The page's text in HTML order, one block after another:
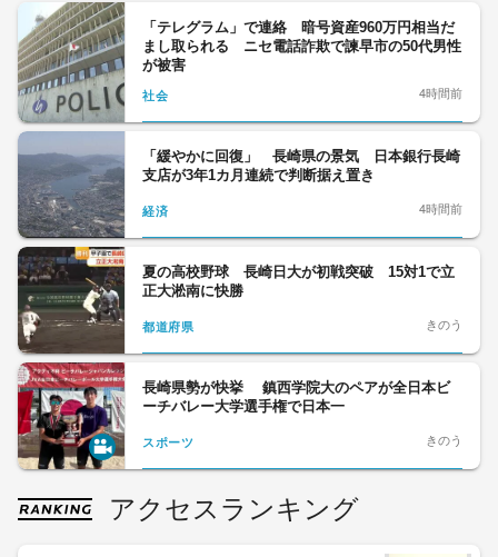
「テレグラム」で連絡 暗号資産960万円相当だ
まし取られる ニセ電話詐欺で諫早市の50代男性
が被害
社会
4時間前
「緩やかに回復」 長崎県の景気 日本銀行長崎
支店が3年1カ月連続で判断据え置き
経済 4時間前
夏の高校野球 長崎日大が初戦突破 15対1で立
正大淞南に快勝
都道府県 きのう
長崎県勢が快挙 鎮西学院大のペアが全日本ビ
ーチバレー大学選手権で日本一
スポーツ きのう
アクセスランキング